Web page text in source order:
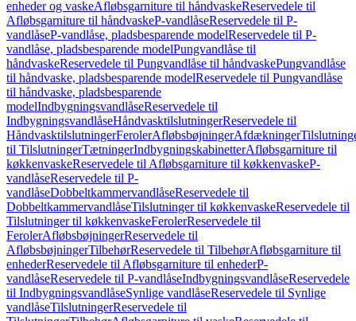
enheder og vaskeAfløbsgarniture til håndvaskeReservedele til
Afløbsgarniture til håndvaskeP-vandlåseReservedele til P-
vandlåseP-vandlåse, pladsbesparende modelReservedele til P-
vandlåse, pladsbesparende modelPungvandlåse til
håndvaskeReservedele til Pungvandlåse til håndvaskePungvandlåse
til håndvaske, pladsbesparende modelReservedele til Pungvandlåse
til håndvaske, pladsbesparende
modelIndbygningsvandlåseReservedele til
IndbygningsvandlåseHåndvasktilslutningerReservedele til
HåndvasktilslutningerFerolerAfløbsbøjningerAfdækninger
til TilslutningerTætningerIndbygningskabinetterAfløbsgarniture til
køkkenvaskeReservedele til Afløbsgarniture til køkkenvaskeP-
vandlåseReservedele til P-
vandlåseDobbeltkammervandlåseReservedele til
DobbeltkammervandlåseTilslutninger til køkkenvaskeReservedele til
Tilslutninger til køkkenvaskeFerolerReservedele til
FerolerAfløbsbøjningerReservedele til
AfløbsbøjningerTilbehørReservedele til TilbehørAfløbsgarniture til
enhederReservedele til Afløbsgarniture til enhederP-
vandlåseReservedele til P-vandlåseIndbygningsvandlåseReservedele
til IndbygningsvandlåseSynlige vandlåseReservedele til Synlige
vandlåseTilslutningerReservedele til